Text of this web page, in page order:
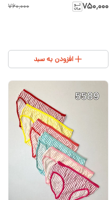
۷۵۰٬۰۰۰ ۷۶۰٬۰۰۰
افزودن به سبد